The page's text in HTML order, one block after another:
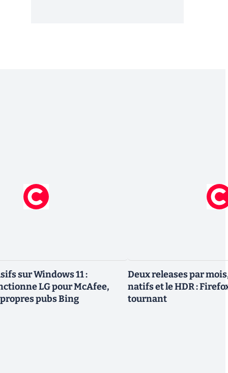
sur Windows 11 :
LG pour McAfee,
pubs Bing
Deux releases par
natifs et le HDR :
tournant